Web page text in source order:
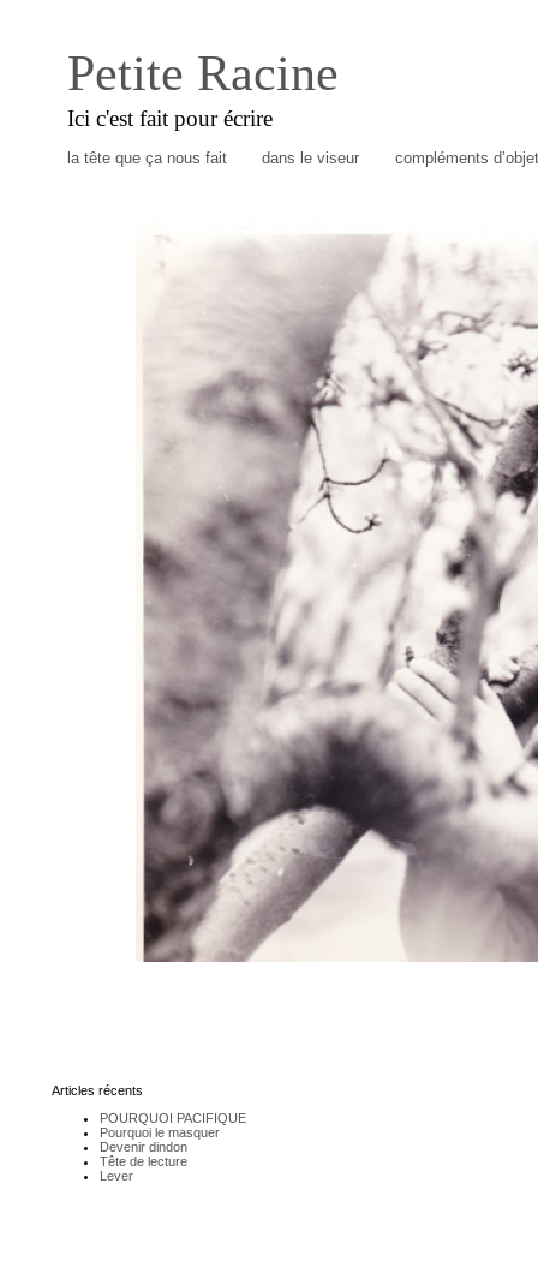
Petite Racine
Ici c'est fait pour écrire
la tête que ça nous fait dans le viseur compléments
Articles récents
POURQUOI PACIFIQUE
Pourquoi le masquer
Devenir dindon
Tête de lecture
Lever